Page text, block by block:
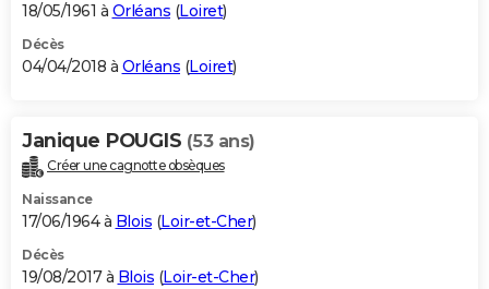
18/05/1961 à Orléans (Loiret)
Décès
04/04/2018 à Orléans (Loiret)
Janique POUGIS (53 ans)
Créer une cagnotte obsèques
Naissance
17/06/1964 à Blois (Loir-et-Cher)
Décès
19/08/2017 à Blois (Loir-et-Cher)